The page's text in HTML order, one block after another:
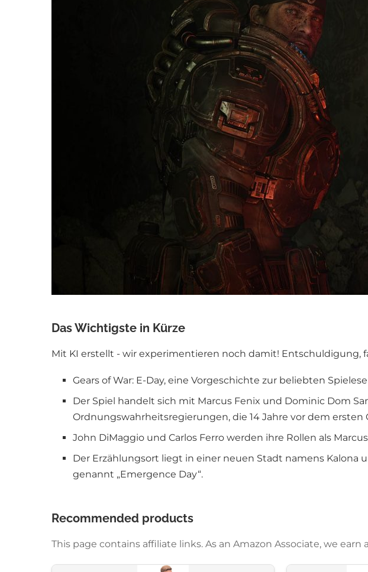
Das Wichtigste in Kürze
Mit KI erstellt - wir experimentieren noch damit! Entschuldigung,
Gears of War: E-Day, eine Vorgeschichte zur beliebten
Der Spiel handelt sich mit Marcus Fenix und Dominic Dom
Ordnungswahrheitsregierungen, die 14 Jahre vor dem ersten
John DiMaggio und Carlos Ferro werden ihre Rollen als
Der Erzählungsort liegt in einer neuen Stadt namens
genannt „Emergence Day“.
Recommended products
This page contains affiliate links. As an Amazon Associate, we